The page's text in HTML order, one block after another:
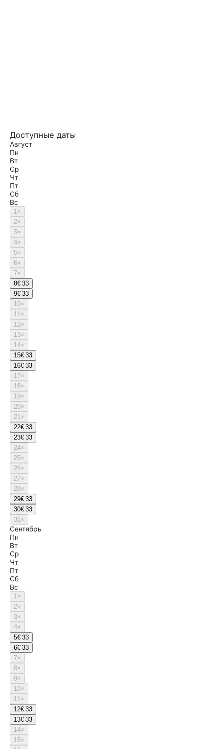
Доступные даты
Август
Пн
Вт
Ср
Чт
Пт
Сб
Вс
1×
2×
3×
4×
5×
6×
7×
8€ 33
9€ 33
10×
11×
12×
13×
14×
15€ 33
16€ 33
17×
18×
19×
20×
21×
22€ 33
23€ 33
24×
25×
26×
27×
28×
29€ 33
30€ 33
31×
Сентябрь
Пн
Вт
Ср
Чт
Пт
Сб
Вс
1×
2×
3×
4×
5€ 33
6€ 33
7×
8×
9×
10×
11×
12€ 33
13€ 33
14×
15×